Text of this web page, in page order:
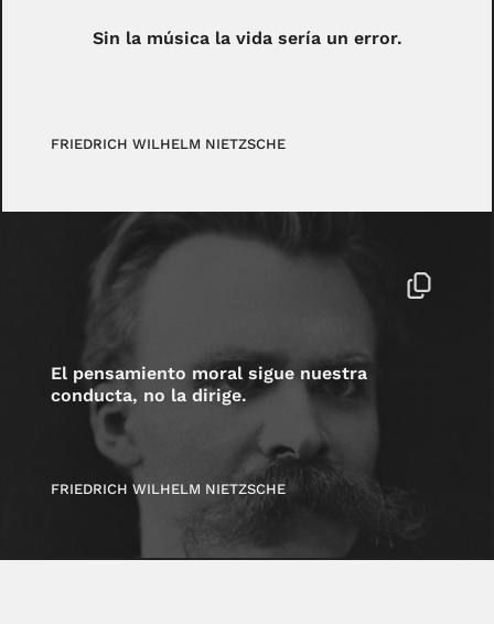
Sin la música la vida sería un error.
FRIEDRICH WILHELM NIETZSCHE
El pensamiento moral sigue nuestra
conducta, no la dirige.
FRIEDRICH WILHELM NIETZSCHE